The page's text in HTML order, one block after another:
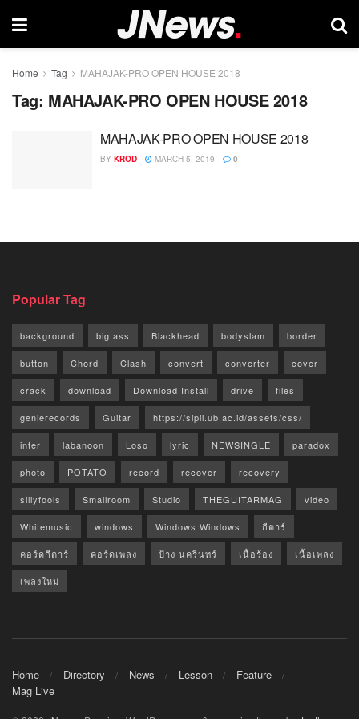
Home Tag MAHAJAK-PRO OPEN HOUSE 2018
Tag: MAHAJAK-PRO OPEN HOUSE 2018
MAHAJAK-PRO OPEN HOUSE 2018
BY KROD MARCH 5, 2019 0
Popular Tag
background big ass Blackhead bodyslam border
button Chord Clash convert converter cover
crack download Download Install drive files
genierecords Guitar https://sipil.ub.ac.id/assets/css/
inter labanoon Loso lyric NEWSINGLE paradox
photo POTATO record recover recovery
sillyfools Smallroom Studio THEGUITARMAG video
Whitemusic windows Windows Windows กีตาร์
คอร์ดกีตาร์ คอร์ดเพลง ป้าง นครินทร์ เนื้อร้อง เนื้อเพลง
เพลงใหม่
Home Directory News Lesson
Feature
Mag Live